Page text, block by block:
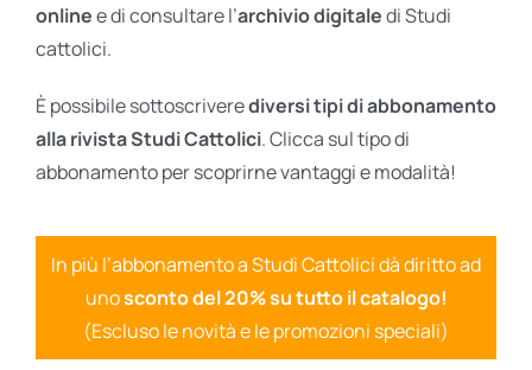
onlinee di consultare l’archivio digitaledi Studi
cattolici.
È possibile sottoscriverediversi tipi di abbonamento
alla rivista Studi Cattolici. Clicca sul tipo di
abbonamento per scoprirne vantaggi e modalità!
In più l’abbonamento a Studi Cattolici dà diritto ad
unosconto del 20% su tutto il catalogo!
(Escluso le novità e le promozioni speciali)